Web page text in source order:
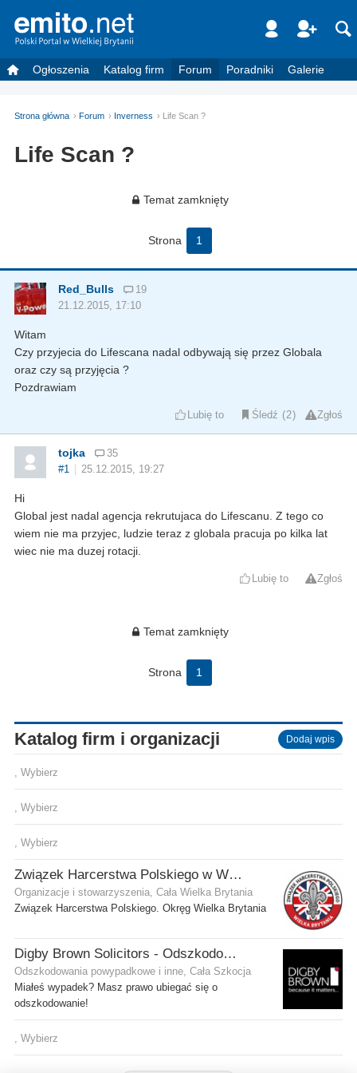
Ogłoszenia Katalog firm Forum Poradniki Galerie
Strona główna Forum Inverness Life Scan ?
Life Scan ?
Temat zamknięty
Strona 1
Red_Bulls
19
21.12.2015, 17:10
Witam
Czy przyjecia do Lifescana nadal odbywają się przez Globala
oraz czy są przyjęcia ?
Pozdrawiam
Lubię to Śledź 2 Zgłoś
tojka
35
#1
25.12.2015, 19:27
Hi
Global jest nadal agencja rekrutujaca do Lifescanu. Z tego co
wiem nie ma przyjec, ludzie teraz z globala pracuja po kilka lat
wiec nie ma duzej rotacji.
Lubię to Zgłoś
Temat zamknięty
Strona 1
Katalog firm i organizacji Dodaj wpis
, Wybierz
, Wybierz
, Wybierz
Związek Harcerstwa Polskiego w Wielkiej Brytanii
Organizacje i stowarzyszenia, Cała Wielka Brytania
Związek Harcerstwa Polskiego. Okręg Wielka Brytania
Digby Brown Solicitors - Odszkodowania w Szkocji
Odszkodowania powypadkowe i inne, Cała Szkocja
Miałeś wypadek? Masz prawo ubiegać się o
odszkodowanie!
, Wybierz